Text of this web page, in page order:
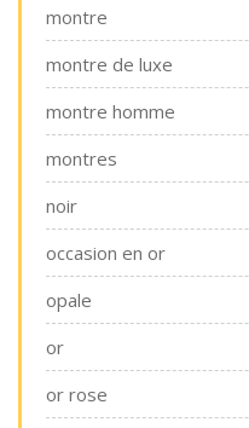
montre
montre de luxe
montre homme
montres
noir
occasion en or
opale
or
or rose